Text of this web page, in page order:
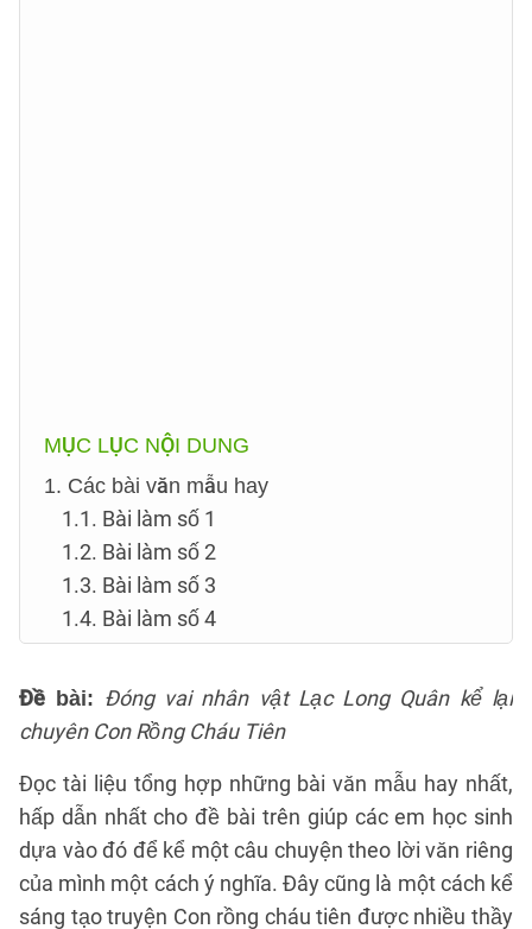
MỤC LỤC NỘI DUNG
1. Các bài văn mẫu hay
1.1. Bài làm số 1
1.2. Bài làm số 2
1.3. Bài làm số 3
1.4. Bài làm số 4
Đề bài: Đóng vai nhân vật Lạc Long Quân kể lại
chuyên Con Rồng Cháu Tiên
Đọc tài liệu tổng hợp những bài văn mẫu hay nhất,
hấp dẫn nhất cho đề bài trên giúp các em học sinh
dựa vào đó để kể một câu chuyện theo lời văn riêng
của mình một cách ý nghĩa. Đây cũng là một cách kể
sáng tạo truyện Con rồng cháu tiên được nhiều thầy